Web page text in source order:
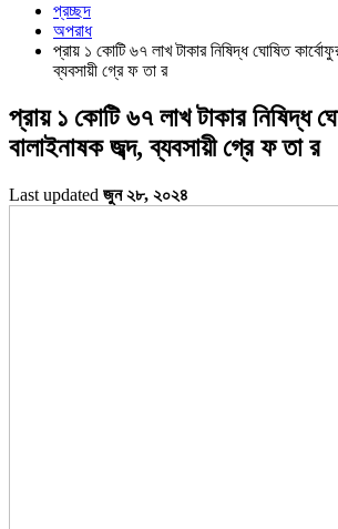
প্রচ্ছদ
অপরাধ
প্রায় ১ কোটি ৬৭ লাখ টাকার নিষিদ্ধ ঘোষিত
ব্যবসায়ী গ্রে ফ তা র
প্রায় ১ কোটি ৬৭ লাখ টাকার নিষিদ্ধ
বালাইনাষক জব্দ, ব্যবসায়ী গ্রে ফ তা র
Last updated জুন ২৮, ২০২৪